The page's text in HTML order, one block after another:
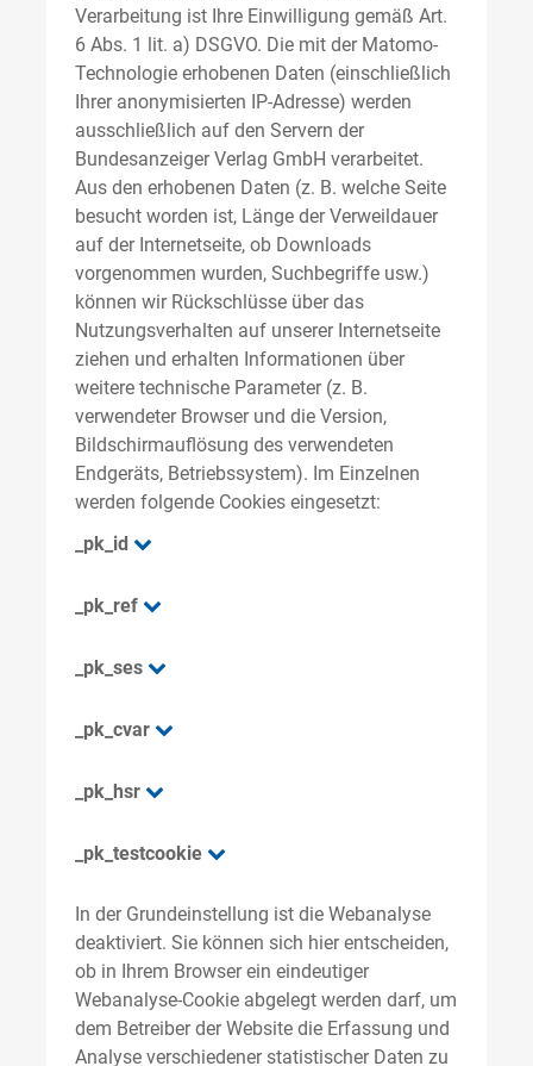
Verarbeitung ist Ihre Einwilligung gemäß Art.
6 Abs. 1 lit. a) DSGVO. Die mit der Matomo-
Technologie erhobenen Daten (einschließlich
Ihrer anonymisierten IP-Adresse) werden
ausschließlich auf den Servern der
Bundesanzeiger Verlag GmbH verarbeitet.
Aus den erhobenen Daten (z. B. welche Seite
besucht worden ist, Länge der Verweildauer
auf der Internetseite, ob Downloads
vorgenommen wurden, Suchbegriffe usw.)
können wir Rückschlüsse über das
Nutzungsverhalten auf unserer Internetseite
ziehen und erhalten Informationen über
weitere technische Parameter (z. B.
verwendeter Browser und die Version,
Bildschirmauflösung des verwendeten
Endgeräts, Betriebssystem). Im Einzelnen
werden folgende Cookies eingesetzt:
_pk_id
_pk_ref
_pk_ses
_pk_cvar
_pk_hsr
_pk_testcookie
In der Grundeinstellung ist die Webanalyse
deaktiviert. Sie können sich hier entscheiden,
ob in Ihrem Browser ein eindeutiger
Webanalyse-Cookie abgelegt werden darf, um
dem Betreiber der Website die Erfassung und
Analyse verschiedener statistischer Daten zu